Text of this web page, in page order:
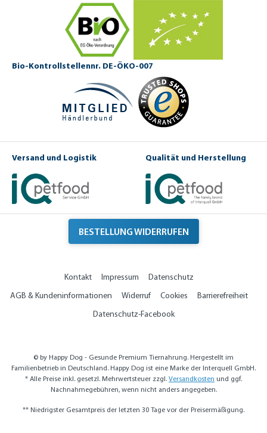
Bio-Kontrollstellennr. DE-ÖKO-007
Versand und Logistik Qualität und Herstellung
BESTELLUNG WIDERRUFEN
Kontakt Impressum
Datenschutz
AGB & Kundeninformationen
Widerruf Cookies
Barrierefreiheit
Datenschutz-Facebook
© by Happy Dog - Gesunde Premium Tiernahrung. Hergestellt im
Familienbetrieb in Deutschland. Happy Dog ist eine Marke der Interquell GmbH.
* Alle Preise inkl. gesetzl. Mehrwertsteuer zzgl. Versandkosten und ggf.
Nachnahmegebühren, wenn nicht anders angegeben.
** Niedrigster Gesamtpreis der letzten 30 Tage vor der Preisermäßigung.